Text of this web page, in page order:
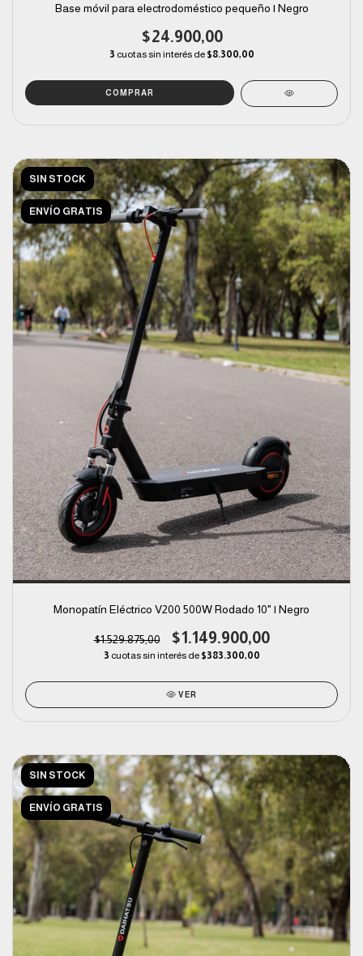
Base móvil para electrodoméstico pequeño | Negro
$24.900,00
3 cuotas sin interés de $8.300,00
SIN STOCK
ENVÍO GRATIS
Monopatín Eléctrico V200 500W Rodado 10" | Negro
$1.529.875,00 $1.149.900,00
3 cuotas sin interés de $383.300,00
VER
SIN STOCK
ENVÍO GRATIS